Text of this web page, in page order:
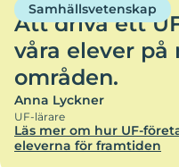
Samhällsvetenskap
Att driva ett
våra elever på
områden.
Anna Lyckner
UF-lärare
Läs mer om hur UF-
eleverna för framtiden